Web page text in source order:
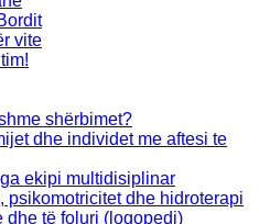
vite
shërbimet?
dhe individet me aftesi te
ekipi multidisiplinar
psikomotricitet dhe hidroterapi
dhe të foluri (logopedi)